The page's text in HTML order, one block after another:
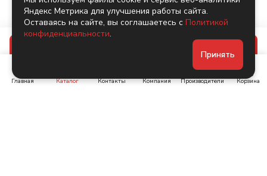
Главная Каталог Контакты Компания Производители Корзина
Яндекс Метрика для улучшения работы сайта.
Оставаясь на сайте, вы соглашаетесь с Политикой
конфиденциальности.
Принять